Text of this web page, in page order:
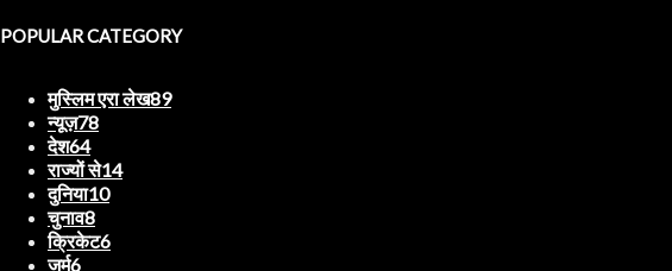
POPULAR CATEGORY
मुस्लिम एरा लेख89
न्यूज़78
देश64
राज्यों से14
दुनिया10
चुनाव8
क्रिकेट6
जुर्म6